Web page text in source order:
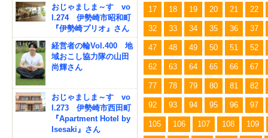
17 18 19 20 21 22
32 33 34 35 36 37
47 48 49 50 51 52
62 63 64 65 66 67
77 78 79 80 81 82
92 93 94 95 96 97
105 106 107 108 109
おじゃましま～す vo
l.274 伊勢崎市昭和町
『伊勢崎プリオ』さん
経営者の輪Vol.400 地
域おこし協力隊の山田
尚輝さん
おじゃましま～す vo
l.273 伊勢崎市西田町
『Apartment Hotel by
Isesaki』さん